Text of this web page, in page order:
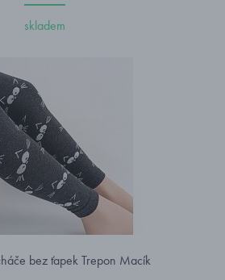
skladem
bez ťapek Trepon Macík